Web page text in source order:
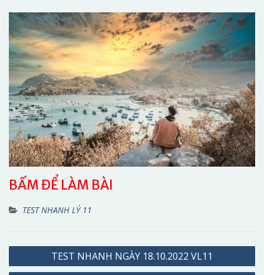
BẤM ĐỂ LÀM BÀI
TEST NHANH LÝ 11
Điều
hướng
TEST NHANH NGÀY 18.10.2022 VL11